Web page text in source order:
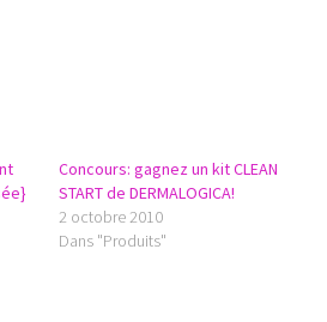
Concours: gagnez un kit CLEAN
START de DERMALOGICA!
2 octobre 2010
Dans "Produits"